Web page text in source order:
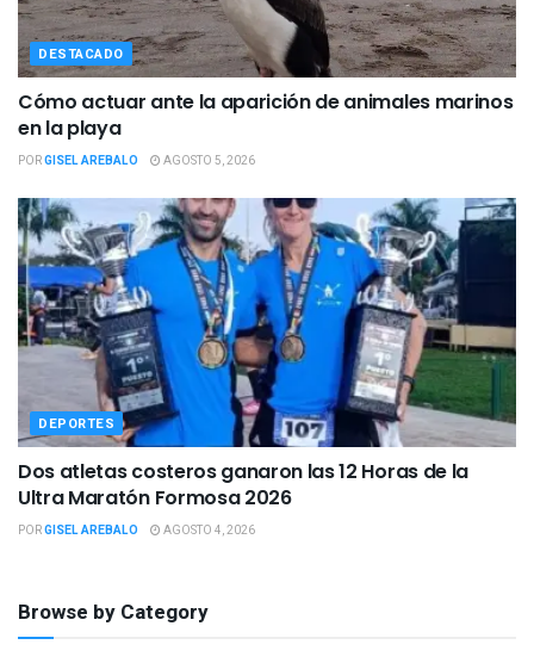
DESTACADO
Cómo actuar ante la aparición de animales marinos
en la playa
PORGISEL AREBALO AGOSTO 5, 2026
DEPORTES
Dos atletas costeros ganaron las 12 Horas de la
Ultra Maratón Formosa 2026
PORGISEL AREBALO AGOSTO 4, 2026
Browse by Category